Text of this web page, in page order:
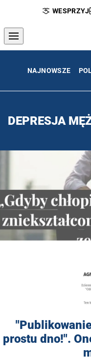
WESPRZYJ
NAJNOWSZE
DEPRESJA
prostu dno!".